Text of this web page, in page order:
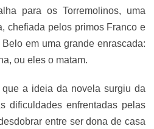
para os Torremolinos, uma
chefiada pelos primos Franco e
em uma grande enrascada:
ou eles o matam.
a ideia da novela surgiu da
dificuldades enfrentadas pelas
entre ser dona de casa